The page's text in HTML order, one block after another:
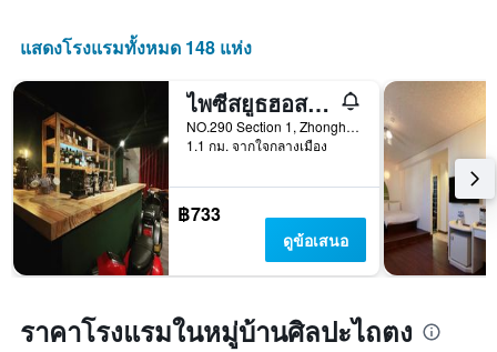
แสดงโรงแรมทั้งหมด 148 แห่ง
ไพซีสยูธฮอสเทล
NO.290 Section 1, Zhonghua Road, ไถตง, ไต้หวัน
1.1 กม. จากใจกลางเมือง
฿733
ดูข้อเสนอ
ราคาโรงแรมในหมู่บ้านศิลปะไถตง